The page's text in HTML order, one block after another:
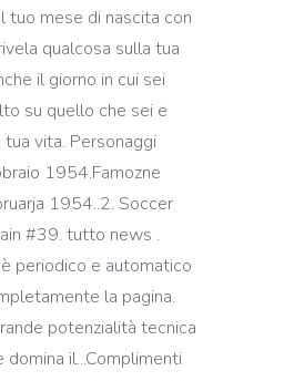
tuo mese di nascita con
qualcosa sulla tua
il giorno in cui sei
su quello che sei e
vita. Personaggi
1954.Famozne
1954..2. Soccer
#39. tutto news .
periodico e automatico
la pagina.
potenzialità tecnica
domina il...Complimenti